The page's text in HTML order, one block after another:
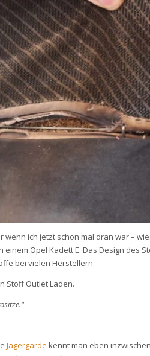
wenn ich jetzt schon mal dran war –
Opel Kadett E. Das Design des
bei vielen Herstellern.
Stoff Outlet Laden.
Jägergarde kennt man eben